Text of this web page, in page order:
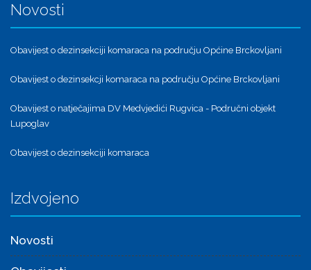
Novosti
Obavijest o dezinsekciji komaraca na području Općine Brckovljani
Obavijest o dezinsekcji komaraca na području Općine Brckovljani
Obavijest o natječajima DV Medvjedići Rugvica - Područni objekt
Lupoglav
Obavijest o dezinsekciji komaraca
Izdvojeno
Novosti